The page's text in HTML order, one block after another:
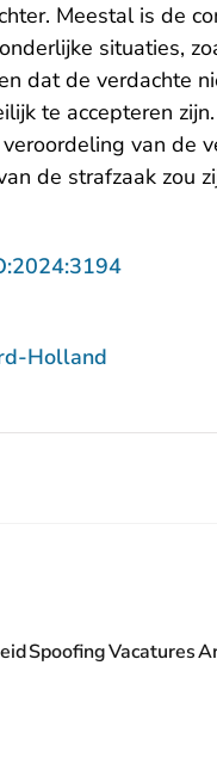
Meestal is de
situaties,
dat de verdachte
te accepteren
van de
de strafzaak zou
- U
Holland
Rechtspraak.nl
Rechtspraak.nl
Rechtspraak.nl
- U verlaat
SpoofingVacatures
- U verlaat